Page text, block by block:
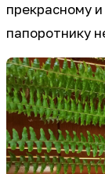
прекрасному
папоротнику